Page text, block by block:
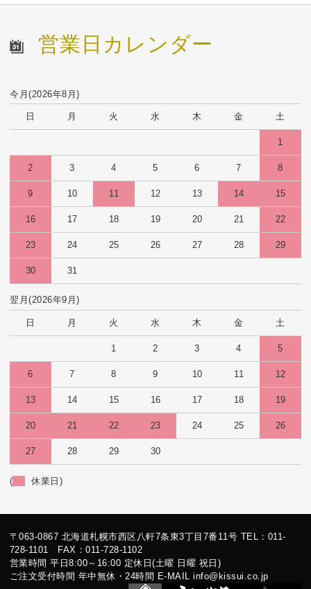
営業日カレンダー
今月(2026年8月)
日 月 火 水 木 金 土
1
2 3 4 5 6 7 8
9 10 11 12 13 14 15
16 17 18 19 20 21 22
23 24 25 26 27 28 29
30 31
翌月(2026年9月)
日 月 火 水 木 金 土
1 2 3 4 5
6 7 8 9 10 11 12
13 14 15 16 17 18 19
20 21 22 23 24 25 26
27 28 29 30
( 休業日)
〒063-0867 北海道札幌市西区八軒7条東3丁目7番11号 TEL：011-
728-1101 FAX：011-728-1102
営業時間 平日8:00～16:00 定休日(土曜 日曜 祝日)
ご注文受付時間 年中無休・24時間 E-MAIL info@kissui.co.jp